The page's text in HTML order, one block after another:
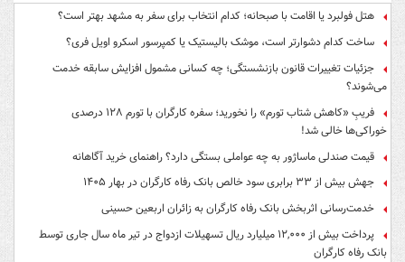
هتل فولبرد یا اقامت با صبحانه؛ کدام انتخاب برای سفر به مشهد بهتر است؟
ساخت کدام دشوارتر است، موشک بالیستیک یا کمپرسور اسکرو اویل فری؟
جزئیات تغییرات قانون بازنشستگی؛ چه کسانی مشمول افزایش سابقه خدمت
می‌شوند؟
فریبِ «کاهش شتاب تورم» را نخورید؛ سفره کارگران با تورم ۱۲۸ درصدی
خوراکی‌ها خالی شد!
قیمت صندلی ماساژور به چه عواملی بستگی دارد؟ راهنمای خرید آگاهانه
جهش بیش از ۳۳ برابری سود خالص بانک رفاه کارگران در بهار ۱۴۰۵
خدمت‌رسانی اثربخش بانک رفاه کارگران به زائران اربعین حسینی
پرداخت بیش از ۱۲,۰۰۰ میلیارد ریال تسهیلات ازدواج در تیر ماه سال جاری توسط
بانک رفاه کارگران